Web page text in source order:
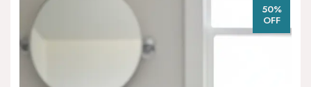
50%
OFF